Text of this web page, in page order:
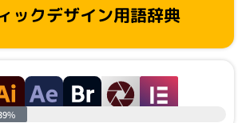
ックデザイン用語辞典